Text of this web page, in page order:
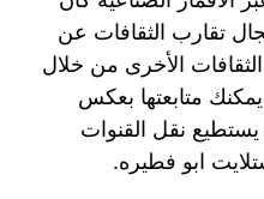
تقارب الثقافات عن
الأخرى من خلال
متابعتها بعكس
يستطيع نقل القنوات
ابو فطيره.